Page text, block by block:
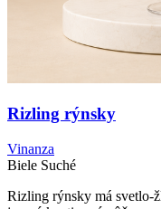
Rizling rýnsky
Vinanza
Biele Suché
Rizling rýnsky má svetlo-